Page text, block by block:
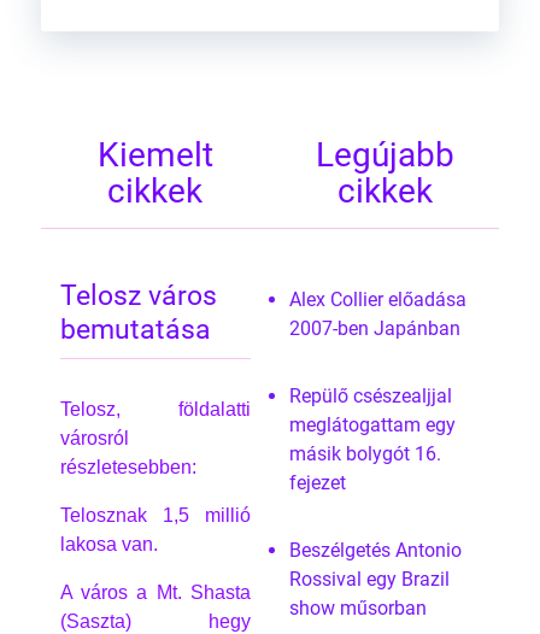
Kiemelt
cikkek
Telosz város
bemutatása
Telosz, földalatti
városról
részletesebben:
Telosznak 1,5 millió
lakosa van.
A város a Mt. Shasta
(Saszta) hegy
Legújabb
cikkek
Alex Collier előadása
2007-ben Japánban
Repülő csészealjjal
meglátogattam egy
másik bolygót 16.
fejezet
Beszélgetés Antonio
Rossival egy Brazil
show műsorban